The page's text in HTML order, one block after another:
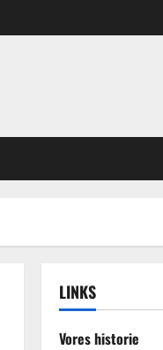
LINKS
Vores historie